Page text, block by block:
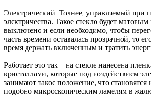
Электрический. Точнее, управляемый при
электричества. Такое стекло будет матовым
выключено и если необходимо, чтобы
часть времени оставалась прозрачной, то
время держать включенным и тратить
Работает это так – на стекле нанесена
кристаллами, которые под воздействием
занимают такое положение, что становятся
подобно микроскопическим ламелям в